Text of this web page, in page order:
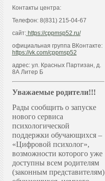
Контакты центра:
Телефон: 8(831) 215-04-67
сайт: https://cppmsp52.ru/
официальная группа ВКонтакте:
https://vk.com/cppmsp52
адрес: ул. Красных Партизан, д.
8А Литер Б
Уважаемые родители!!!
Рады сообщить о запуске
нового сервиса
психологической
поддержки обучающихся –
«Цифровой психолог»,
возможности которого уже
доступны всем родителям
(законным представителям)